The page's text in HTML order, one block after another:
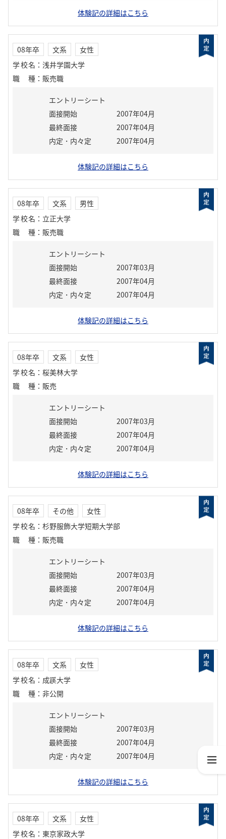
体験記の詳細はこちら
08年卒 文系
女性
学校名 ： 浅井学園大学
職種 ： 販売職
エントリーシート
面接開始
2007年04月
最終面接
2007年04月
内定・内々定
2007年04月
体験記の詳細はこちら
08年卒 文系
男性
学校名 ： 立正大学
職種 ： 販売職
エントリーシート
面接開始
2007年03月
最終面接
2007年04月
内定・内々定
2007年04月
体験記の詳細はこちら
08年卒 文系
女性
学校名 ： 桜美林大学
職種 ： 販売
エントリーシート
面接開始
2007年03月
最終面接
2007年04月
内定・内々定
2007年04月
体験記の詳細はこちら
08年卒 その他
女性
学校名 ： 杉野服飾大学短期大学部
職種 ： 販売職
エントリーシート
面接開始
2007年03月
最終面接
2007年04月
内定・内々定
2007年04月
体験記の詳細はこちら
08年卒 文系
女性
学校名 ： 成蹊大学
職種 ： 非公開
エントリーシート
面接開始
2007年03月
最終面接
2007年04月
内定・内々定
2007年04月
体験記の詳細はこちら
08年卒 文系
女性
学校名 ： 東京家政大学